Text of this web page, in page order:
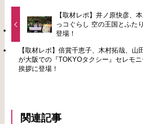
【取材レポ】井ノ原快彦、
っコぐらし 空の王国とふた
登場！
【取材レポ】倍賞千恵子、木村拓哉、山
が大阪での『TOKYOタクシー』セレモ
挨拶に登場！
関連記事